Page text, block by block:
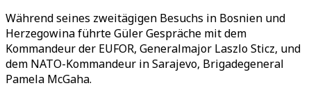
Während seines zweitägigen Besuchs in Bosnien und
Herzegowina führte Güler Gespräche mit dem
Kommandeur der EUFOR, Generalmajor Laszlo Sticz, und
dem NATO-Kommandeur in Sarajevo, Brigadegeneral
Pamela McGaha.